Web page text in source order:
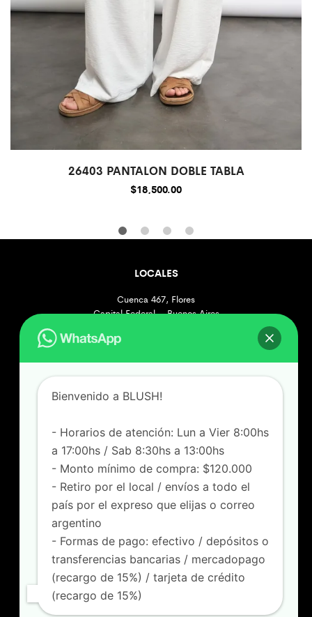
26403 PANTALON DOBLE TABLA
$18,500.00
LOCALES
Cuenca 467, Flores
Capital Federal – Buenos Aires
Lunes a Viernes de 8 a 17hs
Sábados de 8:30 a 13hs
Felipe Vallese 3263, Flores
[+549] 1165718705
Lunes a Viernes de 8:00 a 17hs
Sábados de 8:30 a 13hs
SOPORTE
Como comprar
SEGUINOS
blushmayorista
Bienvenido a BLUSH!
- Horarios de atención: Lun a Vier 8:00hs
a 17:00hs / Sab 8:30hs a 13:00hs
- Monto mínimo de compra: $120.000
- Retiro por el local / envíos a todo el
país por el expreso que elijas o correo
argentino
- Formas de pago: efectivo / depósitos o
transferencias bancarias / mercadopago
(recargo de 15%) / tarjeta de crédito
(recargo de 15%)